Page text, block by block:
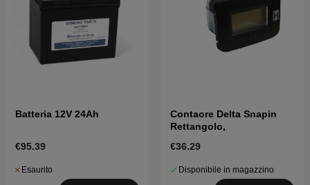
Batteria 12V 24Ah
€95.39
Esaurito
Contaore Delta Snapin
Rettangolo,
€36.29
Disponibile in magazzino